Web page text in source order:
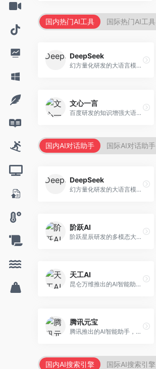
国内热门AI工具 国际热门AI工具
DeepSeek
幻方量化研发的大语言模型平台，专注于深度推理和代码生成能力。面向开发者、研究人员和技术爱好者，提供强大的逻辑推理和数学计算功能，开源生态完善，API接口友好。
文心一言
百度研发的知识增强大语言模型，深度融合百度知识图谱和搜索能力。面向中文用户，提供知识问答、文本创作、逻辑推理等服务，中文语境理解准确，知识覆盖面广。
国内AI对话助手 国际AI对话助手
DeepSeek
幻方量化研发的大语言模型平台，专注于深度推理和代码生成能力。面向开发者、研究人员和技术爱好者，提供强大的逻辑推理和数学计算功能，开源生态完善，API接口友好。
阶跃AI
阶跃星辰研发的多模态大模型平台，支持文本、图像、视频的综合理解与生成。面向创作者和企业客户，提供内容创作、智能分析等服务，多模态能力突出。
天工AI
昆仑万维推出的AI智能助手，集成搜索、对话、创作等多种能力。面向普通用户和内容创作者，支持联网搜索、文本生成、图像理解等功能，响应速度快，免费使用。
腾讯元宝
腾讯推出的AI智能助手，整合微信生态和腾讯云服务。面向普通用户和企业客户，支持文档解析、图像理解、联网搜索等功能，与腾讯产品无缝衔接，办公协作便捷。
国内AI搜索引擎 国际AI搜索引擎